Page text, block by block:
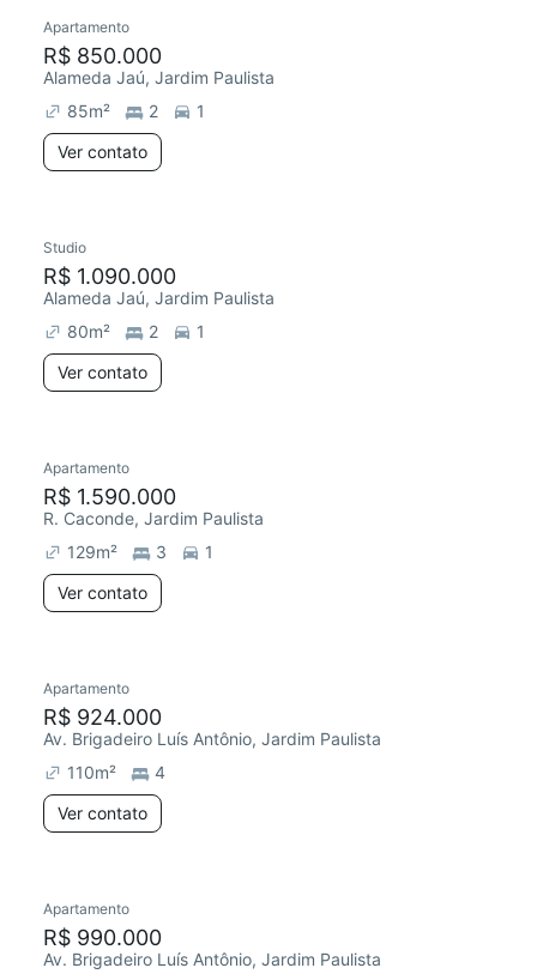
Apartamento
R$ 850.000
Alameda Jaú, Jardim Paulista
85m² 2
1
Ver contato
Studio
R$ 1.090.000
Alameda Jaú, Jardim Paulista
80m² 2
1
Ver contato
Apartamento
R$ 1.590.000
R. Caconde, Jardim Paulista
129m² 3
1
Ver contato
Apartamento
R$ 924.000
Av. Brigadeiro Luís Antônio, Jardim Paulista
110m²
4
Ver contato
Apartamento
R$ 990.000
Av. Brigadeiro Luís Antônio, Jardim Paulista